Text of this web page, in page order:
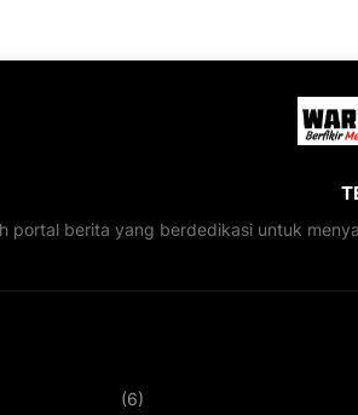
portal berita yang berdedikasi untuk
(6)